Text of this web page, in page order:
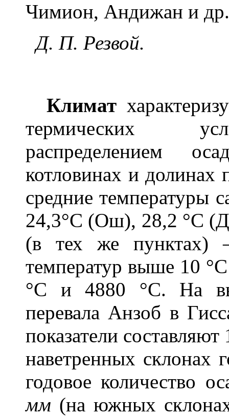
Чимион, Андижан и
Д. П. Резвой.
Климат
термических
распределением
котловинах и долинах
средние температуры
24,3°С (Ош), 28,2 °С
(в тех же
температур выше 10 °С
°С и 4880 °С. На
перевала Анзоб в
показатели
наветренных
годовое количество
мм (на южных